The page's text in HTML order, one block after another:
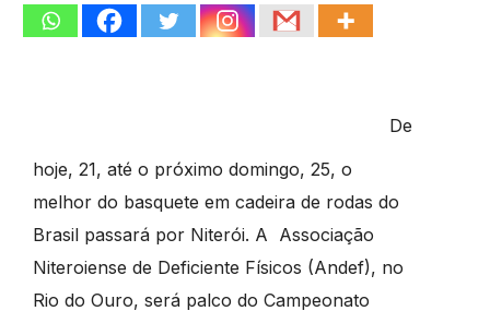
De
hoje, 21, até o próximo domingo, 25, o
melhor do basquete em cadeira de rodas do
Brasil passará por Niterói. A Associação
Niteroiense de Deficiente Físicos (Andef), no
Rio do Ouro, será palco do Campeonato